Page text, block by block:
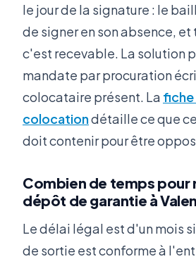
le jour de la signature : le
de signer en son absence,
c'est recevable. La solution
mandate par procuration
colocataire présent. La fiche
colocationdétaille ce que
doit contenir pour être
Combien de temps pour
dépôt de garantie à
Le délai légal est d'un mois
de sortie est conforme à